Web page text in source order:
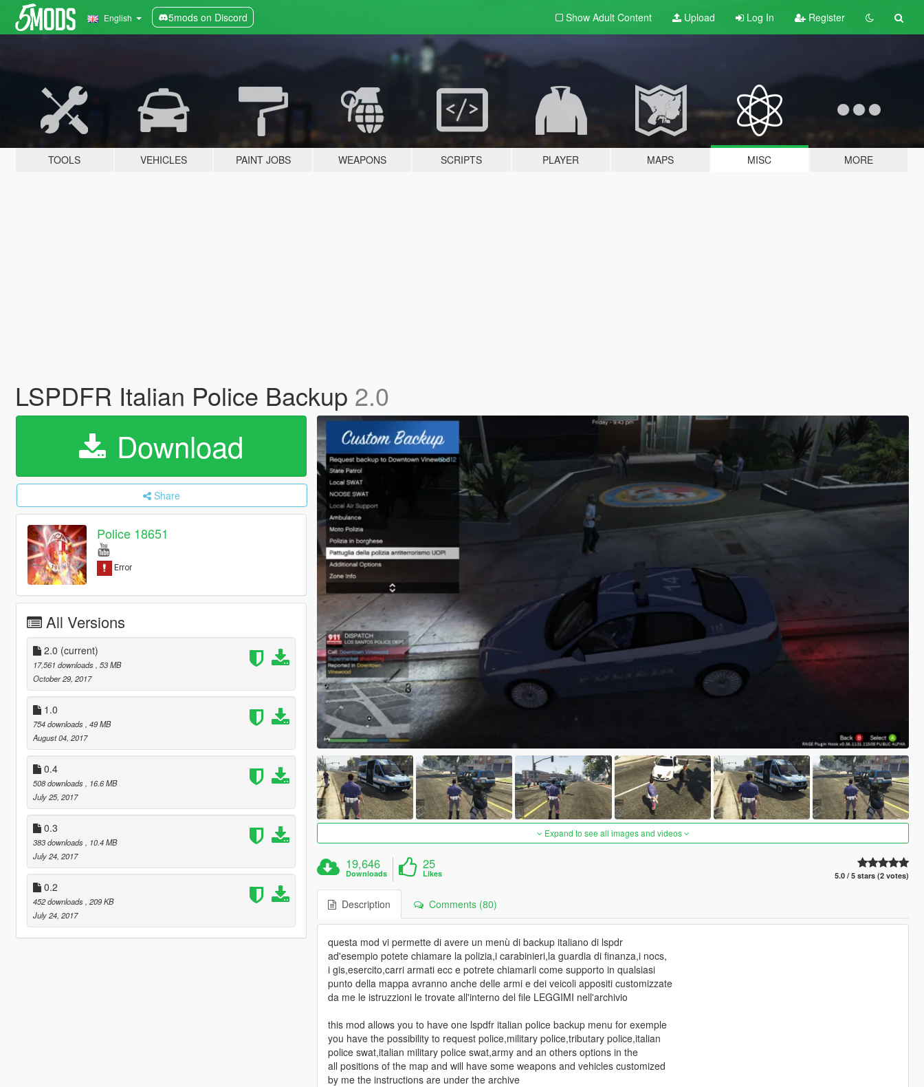
English 5mods on Discord Show Adult Content Upload Log In Register
TOOLS VEHICLES PAINT JOBS WEAPONS SCRIPTS PLAYER MAPS MISC MORE
LSPDFR Italian Police Backup 2.0
Download
Share
Police 18651
All Versions
2.0 (current)
17,561 downloads , 53 MB
October 29, 2017
1.0
754 downloads , 49 MB
August 04, 2017
0.4
508 downloads
, 16.6 MB
July 25, 2017
0.3
383 downloads
, 10.4 MB
July 24, 2017
0.2
452 downloads , 209 KB
July 24, 2017
Expand to see all images and videos
19,646
Downloads
25
Likes 5.0 / 5 stars (2 votes)
Description Comments (80)
questa mod vi permette di avere un menù di backup italiano di lspdr
ad'esempio potete chiamare la polizia,i carabinieri,la guardia di finanza,i nocs,
i gis,esercito,carri armati ecc e potrete chiamarli come supporto in qualsiasi
punto della mappa avranno anche delle armi e dei veicoli appositi customizzate
da me le istruzzioni le trovate all'interno del file LEGGIMI nell'archivio
this mod allows you to have one lspdfr italian police backup menu for exemple
you have the possibility to request police,military police,tributary police,italian
police swat,italian military police swat,army and an others options in the
all positions of the map and will have some weapons and vehicles customized
by me the instructions are under the archive